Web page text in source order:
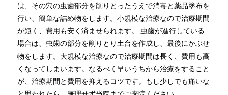
は、その穴の虫歯部分を削りとったうえで消毒と薬品塗布を
行い、簡単な詰め物をします。小規模な治療なので治療期間
が短く、費用も安く済ませられます。 虫歯が進行している
場合は、虫歯の部分を削りとり土台を作成し、最後にかぶせ
物をします。大規模な治療なので治療期間は長く、費用も高
くなってしまいます。なるべく早いうちから治療をすること
が、治療期間と費用を抑えるコツです。もし少しでも痛いな